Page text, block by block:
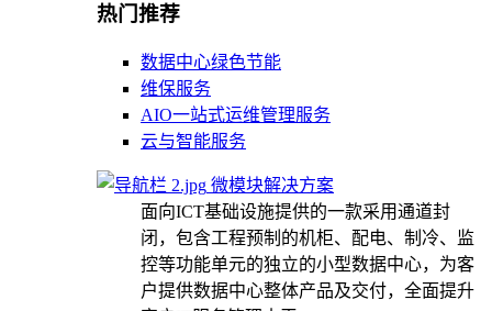
热门推荐
数据中心绿色节能
维保服务
AIO一站式运维管理服务
云与智能服务
微模块解决方案
面向ICT基础设施提供的一款采用通道封
闭，包含工程预制的机柜、配电、制冷、监
控等功能单元的独立的小型数据中心，为客
户提供数据中心整体产品及交付，全面提升